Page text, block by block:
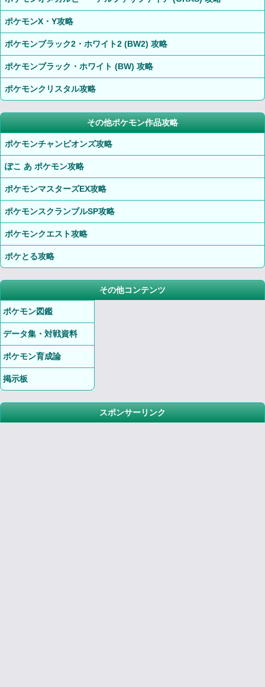
ポケモンX・Y攻略
ポケモンブラック2・ホワイト2 (BW2) 攻略
ポケモンブラック・ホワイト (BW) 攻略
ポケモンクリスタル攻略
その他ポケモン作品攻略
ポケモンチャンピオンズ攻略
ぽこ あ ポケモン攻略
ポケモンマスターズEX攻略
ポケモンスクランブルSP攻略
ポケモンクエスト攻略
ポケとる攻略
その他コンテンツ
ポケモン図鑑
データ集・対戦資料
ポケモン育成論
掲示板
スポンサーリンク